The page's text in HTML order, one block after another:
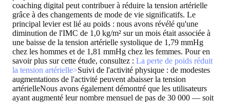
coaching digital peut contribuer à réduire la tension artérielle
grâce à des changements de mode de vie significatifs. Le
principal levier est lié au poids : nous avons révélé qu'une
diminution de l'IMC de 1,0 kg/m² sur un mois était associée à
une baisse de la tension artérielle systolique de 1,79 mmHg
chez les hommes et de 1,81 mmHg chez les femmes. Pour en
savoir plus sur cette étude, consultez : La perte de poids réduit
la tension artérielle>Suivi de l'activité physique : de modestes
augmentations de l'activité peuvent abaisser la tension
artérielleNous avons également démontré que les utilisateurs
ayant augmenté leur nombre mensuel de pas de 30 000 — soit